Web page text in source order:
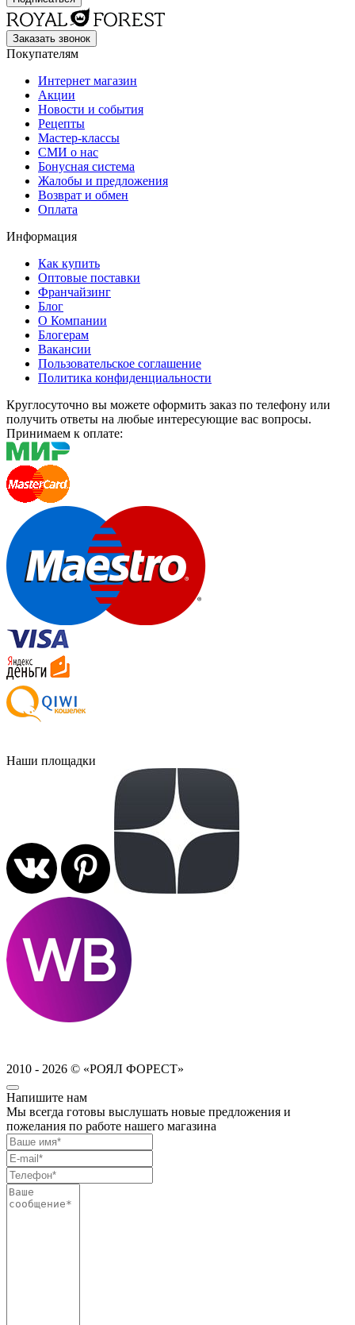
Заказать звонок
Покупателям
Интернет магазин
Акции
Новости и события
Рецепты
Мастер-классы
СМИ о нас
Бонусная система
Жалобы и предложения
Возврат и обмен
Оплата
Информация
Как купить
Оптовые поставки
Франчайзинг
Блог
О Компании
Блогерам
Вакансии
Пользовательское соглашение
Политика конфиденциальности
Круглосуточно вы можете оформить заказ по телефону или
получить ответы на любые интересующие вас вопросы.
Принимаем к оплате:
Наши площадки
2010 - 2026 © «РОЯЛ ФОРЕСТ»
Напишите нам
Мы всегда готовы выслушать новые предложения и
пожелания по работе нашего магазина